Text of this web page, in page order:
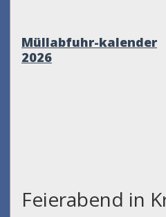
Müllabfuhr-kalender
2026
Feierabend in